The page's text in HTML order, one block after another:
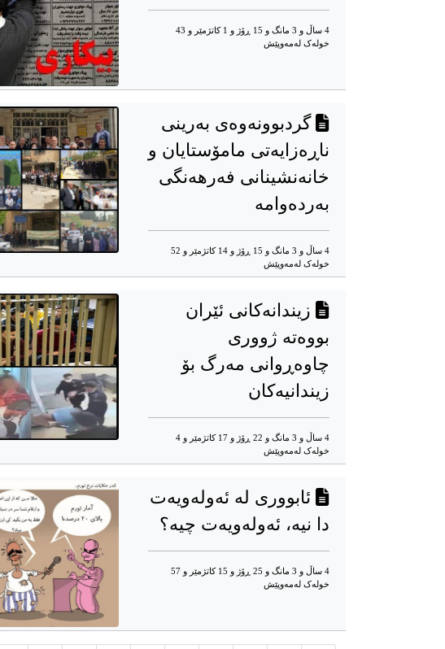
4 ساڵ و 3 مانگ و 15 ڕۆژ و 1 کاتژمێر و 43
خوله‌ک له‌مه‌وپێش‌
گردبوونەوەی بەرینی
ناڕەزایەتی مامۆستایان و
خانەنشینانی فەرهەنگی
بەردەوامە
4 ساڵ و 3 مانگ و 15 ڕۆژ و 14 کاتژمێر و 52
خوله‌ک له‌مه‌وپێش‌
زیندانەکانی ئێران
بووەتە ژووری
چاوەڕوانی مەرگ بۆ
زیندانیەکان
4 ساڵ و 3 مانگ و 22 ڕۆژ و 17 کاتژمێر و 4
خوله‌ک له‌مه‌وپێش‌
ئابووری لە ئەولەویەت
دا نیە، ئەولەویەت چیە؟
4 ساڵ و 3 مانگ و 25 ڕۆژ و 15 کاتژمێر و 57
خوله‌ک له‌مه‌وپێش‌